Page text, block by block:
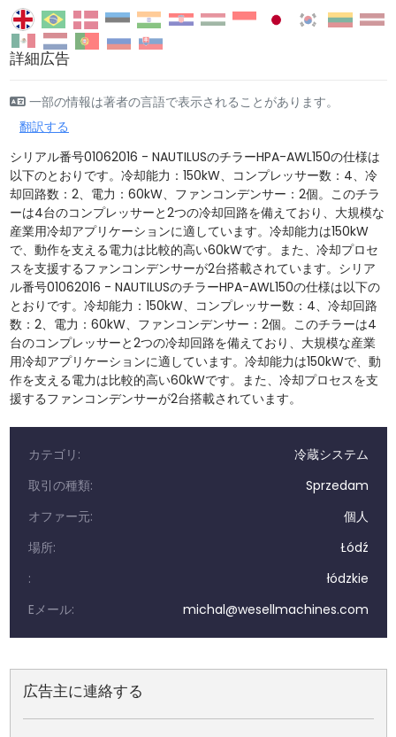
詳細広告
一部の情報は著者の言語で表示されることがあります。
翻訳する
シリアル番号01062016 - NAUTILUSのチラーHPA-AWL150の仕様は
以下のとおりです。冷却能力：150kW、コンプレッサー数：4、冷
却回路数：2、電力：60kW、ファンコンデンサー：2個。このチラ
ーは4台のコンプレッサーと2つの冷却回路を備えており、大規模な
産業用冷却アプリケーションに適しています。冷却能力は150kW
で、動作を支える電力は比較的高い60kWです。また、冷却プロセ
スを支援するファンコンデンサーが2台搭載されています。シリア
ル番号01062016 - NAUTILUSのチラーHPA-AWL150の仕様は以下の
とおりです。冷却能力：150kW、コンプレッサー数：4、冷却回路
数：2、電力：60kW、ファンコンデンサー：2個。このチラーは4
台のコンプレッサーと2つの冷却回路を備えており、大規模な産業
用冷却アプリケーションに適しています。冷却能力は150kWで、動
作を支える電力は比較的高い60kWです。また、冷却プロセスを支
援するファンコンデンサーが2台搭載されています。
カテゴリ:
冷蔵システム
取引の種類:
Sprzedam
オファー元:
個人
場所:
Łódź
:
łódzkie
Eメール:
michal@wesellmachines.com
広告主に連絡する